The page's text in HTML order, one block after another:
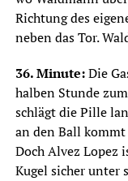
Richtung des
neben das Tor.
36. Minute:Die
halben Stunde
schlägt die Pille
an den Ball
Doch Alvez Lopez
Kugel sicher unter